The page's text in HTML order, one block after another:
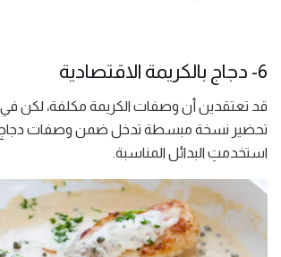
6- دجاج بالكريمة الاقتصادية
قد تعتقدين أن وصفات الكريمة مكلفة، لكن في
تحضير نسخة مبسطة تدخل ضمن وصفات دجاج
استخدمتِ البدائل المناسبة.